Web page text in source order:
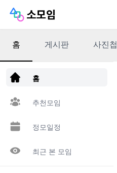
앱 다운로드
홈
추천모임
정모일정
최근 본 모임
홈 게시판 사진첩